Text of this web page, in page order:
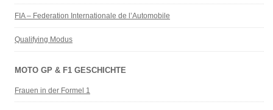
FIA – Federation Internationale de l’Automobile
Qualifying Modus
MOTO GP & F1 GESCHICHTE
Frauen in der Formel 1